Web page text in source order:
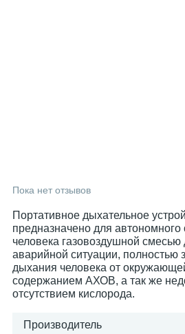
Пока нет отзывов
Портативное дыхательное
предназначено для автономного
человека газовоздушной
аварийной ситуации,
дыхания человека от
содержанием АХОВ, а так же
отсутствием кислорода.
Производитель